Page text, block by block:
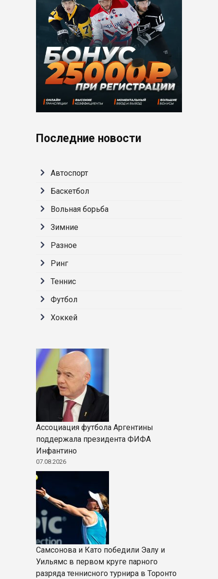
Последние новости
Автоспорт
Баскетбол
Вольная борьба
Зимние
Разное
Ринг
Теннис
Футбол
Хоккей
Ассоциация футбола Аргентины
поддержала президента ФИФА
Инфантино
07.08.2026
Самсонова и Като победили Эалу и
Уильямс в первом круге парного
разряда теннисного турнира в Торонто